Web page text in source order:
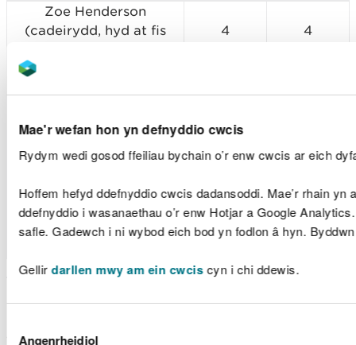
Mae'r wefan hon yn defnyddio cwcis
Rydym wedi gosod ffeiliau bychain o’r enw cwcis ar eich
Hoffem hefyd ddefnyddio cwcis dadansoddi. Mae’r rhain
ddefnyddio i wasanaethau o’r enw Hotjar a Google
safle. Gadewch i ni wybod eich bod yn fodlon â hyn.
Gellirdarllen mwy am ein cwciscyn i chi ddewis.
Angenrheidiol
Zoe Henderson
(cadeirydd, hyd at fis
4 4
at fis Mawrth 2023)
Karen Balmer 4 4
Mark McKenna
(cadeirydd, o fis Mawrth
2023)
4 3
Y Pwyllgor Cyllid
a gwaith craffu ar strategaeth, rheolaeth a